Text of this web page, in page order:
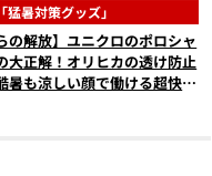
猛暑対策グッズ」
の解放】ユニクロのポロシャ
大正解！オリヒカの透け防止
暑も涼しい顔で働ける超快適